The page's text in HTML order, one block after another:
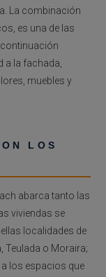
La combinación
es una de las
a la fachada,
muebles y
LOS
abarca tanto las
viviendas se
localidades de
Teulada o Moraira;
los espacios que